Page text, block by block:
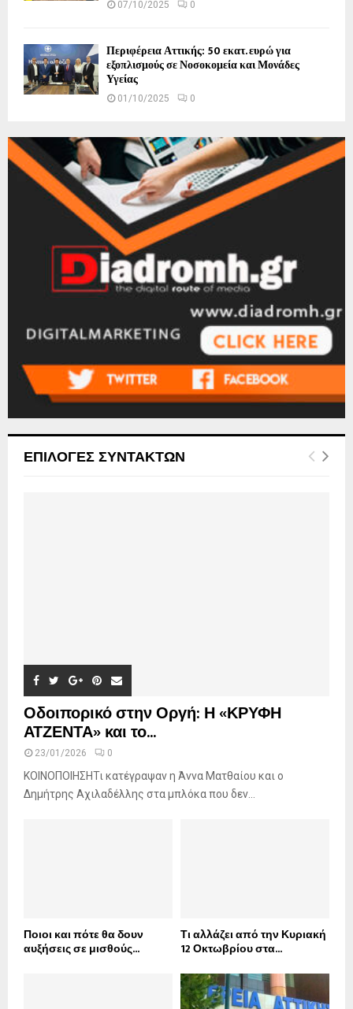
07/10/2025 0
Περιφέρεια Αττικής: 50 εκατ. ευρώ για
εξοπλισμούς σε Νοσοκομεία και Μονάδες
Υγείας
01/10/2025 0
ΕΠΙΛΟΓΕΣ ΣΥΝΤΑΚΤΩΝ
Οδοιπορικό στην Οργή: Η «ΚΡΥΦΗ
ΑΤΖΕΝΤΑ» και το...
23/01/2026 0
ΚΟΙΝΟΠΟΙΗΣΗΤι κατέγραψαν η Άννα Ματθαίου και ο
Δημήτρης Αχιλαδέλλης στα μπλόκα που δεν...
Ποιοι και πότε θα δουν
αυξήσεις σε μισθούς...
Τι αλλάζει από την Κυριακή
12 Οκτωβρίου στα...